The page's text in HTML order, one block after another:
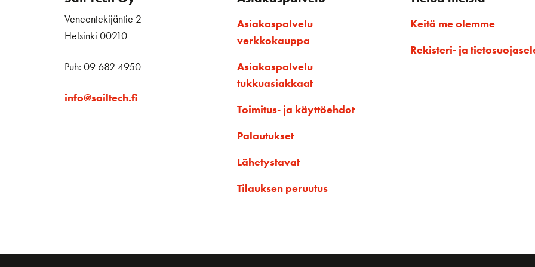
Veneentekijäntie 2
Helsinki 00210
Puh: 09 682 4950
info@sailtech.fi
Asiakaspalvelu
verkkokauppa
Asiakaspalvelu
tukkuasiakkaat
Toimitus- ja käyttöehdot
Palautukset
Lähetystavat
Tilauksen peruutus
Keitä me olemme
Rekisteri- ja